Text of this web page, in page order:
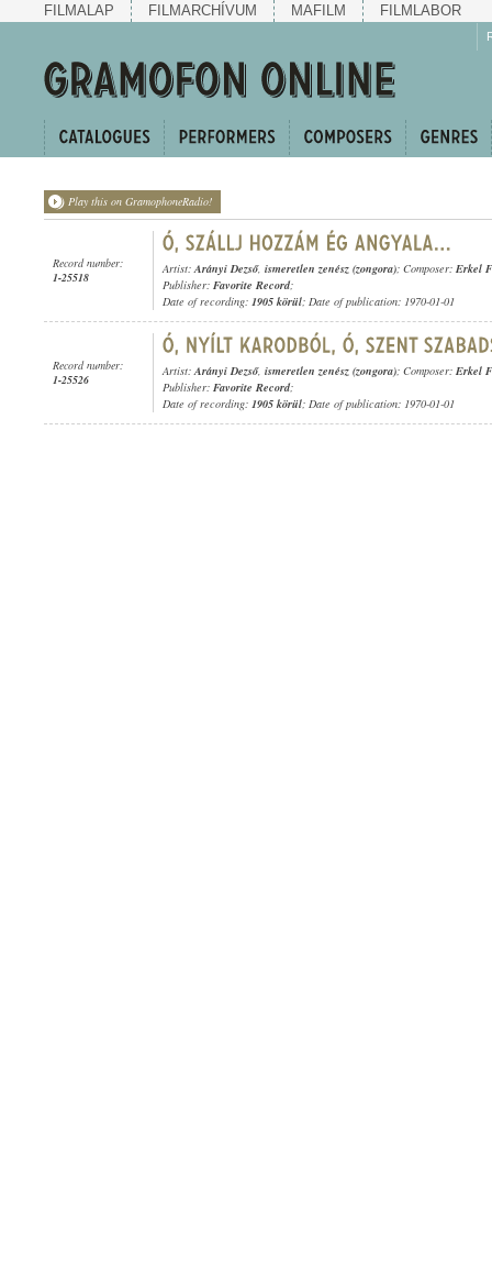
FILMALAP FILMARCHÍVUM MAFILM FILMLABOR
Play this on GramophoneRadio!
Record number:
1-25518
Artist:Arányi Dezső, ismeretlen zenész (zongora); Composer: Erkel
Publisher: Favorite Record;
Date of recording: 1905 körül; Date of publication: 1970-01-01
Record number:
1-25526
Artist:Arányi Dezső, ismeretlen zenész (zongora); Composer: Erkel
Publisher: Favorite Record;
Date of recording: 1905 körül; Date of publication: 1970-01-01